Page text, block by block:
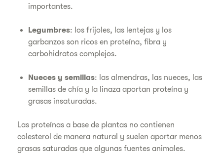
importantes.
Legumbres: los frijoles, las lentejas y los
garbanzos son ricos en proteína, fibra y
carbohidratos complejos.
Nueces y semillas: las almendras, las nueces, las
semillas de chía y la linaza aportan proteína y
grasas insaturadas.
Las proteínas a base de plantas no contienen
colesterol de manera natural y suelen aportar menos
grasas saturadas que algunas fuentes animales.